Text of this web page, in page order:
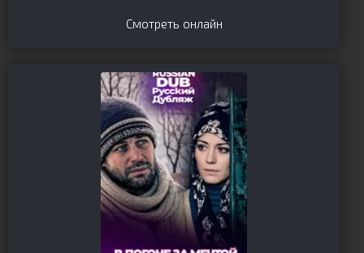
Смотреть онлайн